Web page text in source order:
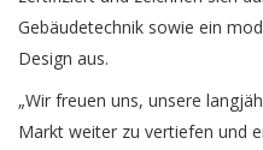
Gebäudetechnik sowie ein
Design aus.
„Wir freuen uns, unsere
Markt weiter zu vertiefen und